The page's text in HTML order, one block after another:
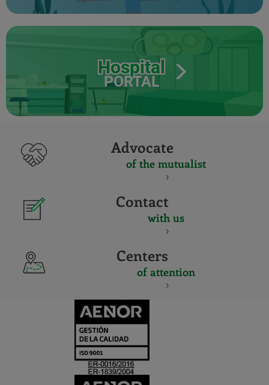
Hospital
PORTAL
Advocate
of the mutualist
Contact
with us
Centers
of attention